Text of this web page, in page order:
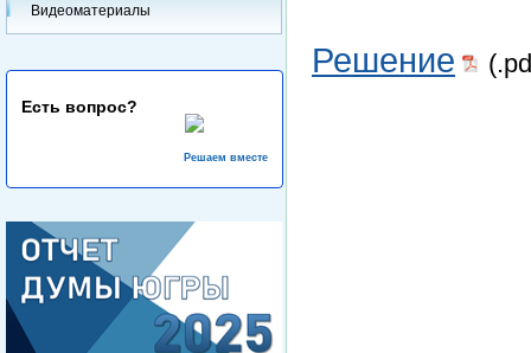
Видеоматериалы
Есть вопрос?
Решаем вместе
Решение